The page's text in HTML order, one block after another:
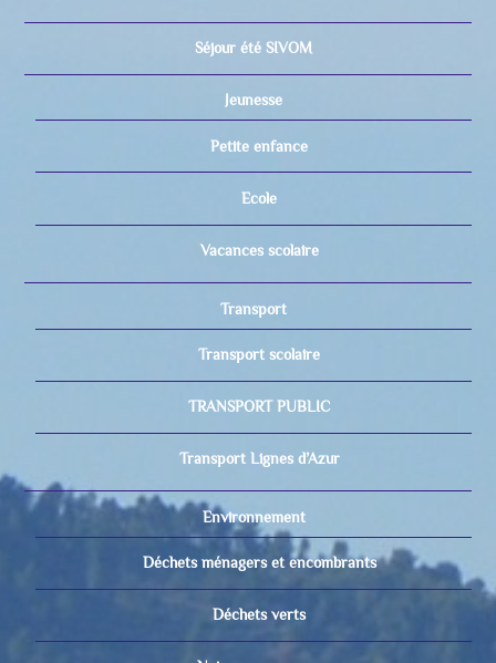
Séjour été SIVOM
Jeunesse
Petite enfance
Ecole
Vacances scolaire
Transport
Transport scolaire
TRANSPORT PUBLIC
Transport Lignes d’Azur
Environnement
Déchets ménagers et encombrants
Déchets verts